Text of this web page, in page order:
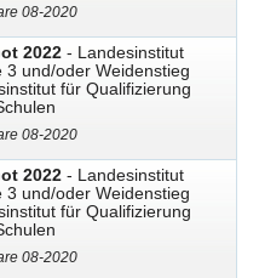
08-2020
2022 - Landesinstitut
und/oder Weidenstieg
für Qualifizierung
08-2020
2022 - Landesinstitut
und/oder Weidenstieg
für Qualifizierung
08-2020